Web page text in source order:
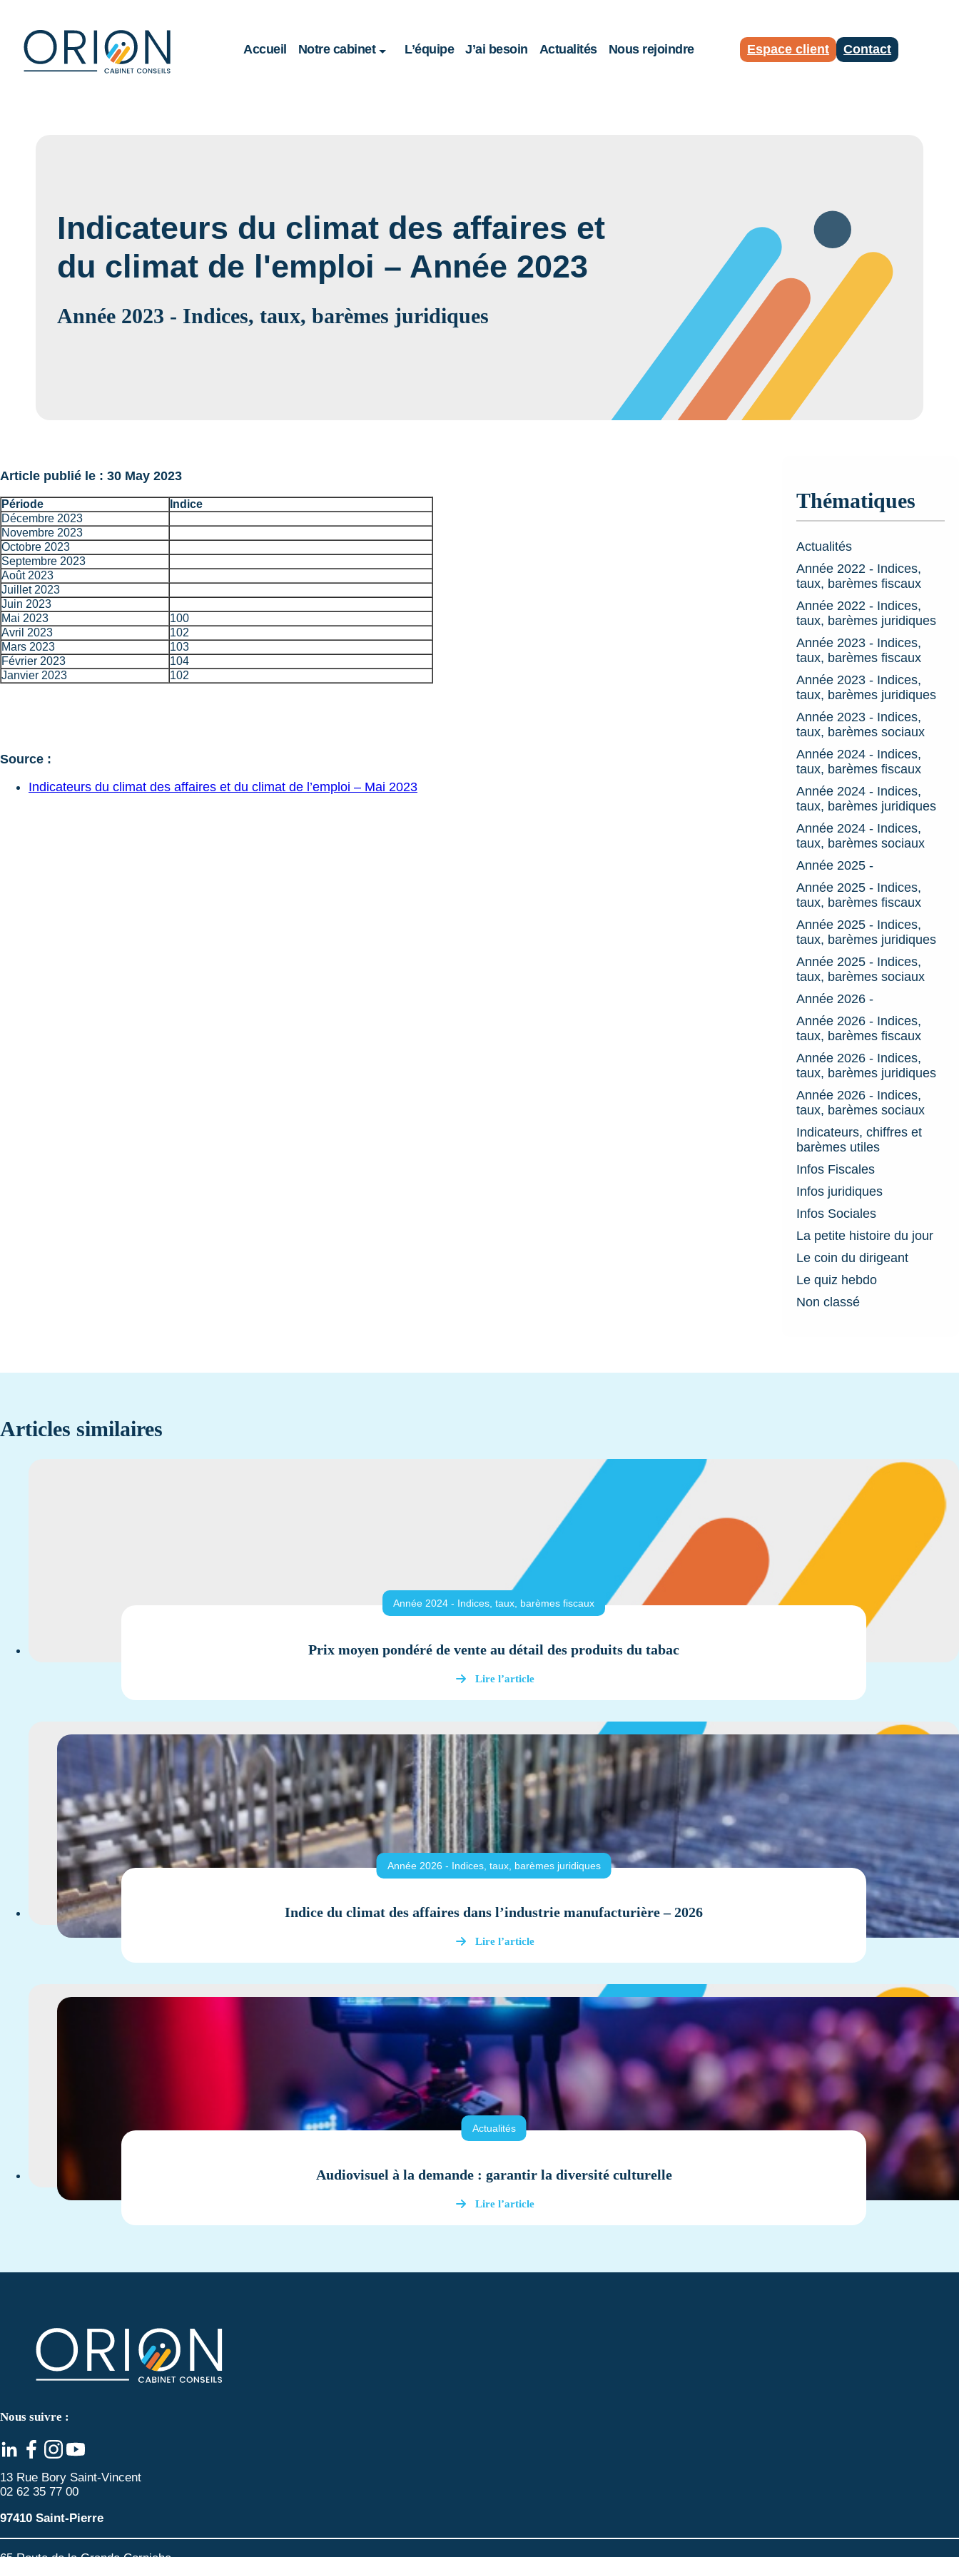
Accueil Notre cabinet L’équipe J’ai besoin Actualités Nous rejoindre Espace client Contact
Indicateurs du climat des affaires et
du climat de l'emploi – Année 2023
Année 2023 - Indices, taux, barèmes juridiques
Article publié le : 30 May 2023
Période
Indice
Décembre 2023
Novembre 2023
Octobre 2023
Septembre 2023
Août 2023
Juillet 2023
Juin 2023
Mai 2023
100
Avril 2023
102
Mars 2023
103
Février 2023
104
Janvier 2023
102
Source :
Indicateurs du climat des affaires et du climat de l’emploi – Mai 2023
Thématiques
Actualités
Année 2022 - Indices,
taux, barèmes fiscaux
Année 2022 - Indices,
taux, barèmes juridiques
Année 2023 - Indices,
taux, barèmes fiscaux
Année 2023 - Indices,
taux, barèmes juridiques
Année 2023 - Indices,
taux, barèmes sociaux
Année 2024 - Indices,
taux, barèmes fiscaux
Année 2024 - Indices,
taux, barèmes juridiques
Année 2024 - Indices,
taux, barèmes sociaux
Année 2025 -
Année 2025 - Indices,
taux, barèmes fiscaux
Année 2025 - Indices,
taux, barèmes juridiques
Année 2025 - Indices,
taux, barèmes sociaux
Année 2026 -
Année 2026 - Indices,
taux, barèmes fiscaux
Année 2026 - Indices,
taux, barèmes juridiques
Année 2026 - Indices,
taux, barèmes sociaux
Indicateurs, chiffres et
barèmes utiles
Infos Fiscales
Infos juridiques
Infos Sociales
La petite histoire du jour
Le coin du dirigeant
Le quiz hebdo
Non classé
Articles similaires
Année 2024 - Indices, taux, barèmes fiscaux
Prix moyen pondéré de vente au détail des produits du tabac
Lire l’article
Année 2026 - Indices, taux, barèmes juridiques
Indice du climat des affaires dans l’industrie manufacturière – 2026
Lire l’article
Actualités
Audiovisuel à la demande : garantir la diversité culturelle
Lire l’article
Nous suivre :
13 Rue Bory Saint-Vincent
02 62 35 77 00
97410 Saint-Pierre